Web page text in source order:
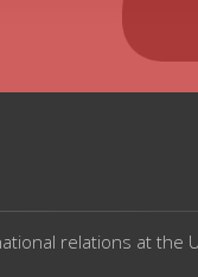
relations at the